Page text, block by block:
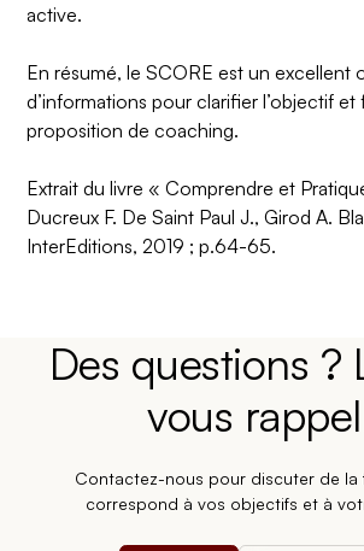
active.
En résumé, le SCORE est un excellent
d’informations pour clarifier l’objectif et
proposition de coaching.
Extrait du livre «Comprendre et
Ducreux F. De Saint Paul J., Girod A.
InterEditions, 2019 ; p.64-65.
Des questions ?
vous
Contactez-nous pour discuter de la
correspond à vos objectifs et à